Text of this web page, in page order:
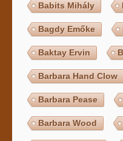
Babits Mihály
Bagdy Emőke
Baktay Ervin
Barbara Hand Clow
Barbara Pease
Barbara Wood